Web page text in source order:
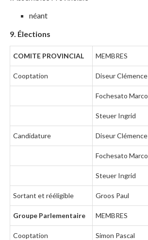
néant
9. Élections
COMITE PROVINCIAL MEMBRES
Cooptation Diseur Clémence
Fochesato Marco
Steuer Ingrid
Candidature Diseur Clémence
Fochesato Marco
Steuer Ingrid
Sortant et rééligible Groos Paul
Groupe Parlementaire MEMBRES
Cooptation Simon Pascal